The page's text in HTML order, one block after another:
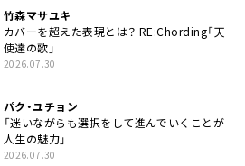
竹森マサユキ
カバーを超えた表現とは？ RE:Chording「天
使達の歌」
2026.07.30
パク・ユチョン
「迷いながらも選択をして進んでいくことが
人生の魅力」
2026.07.30